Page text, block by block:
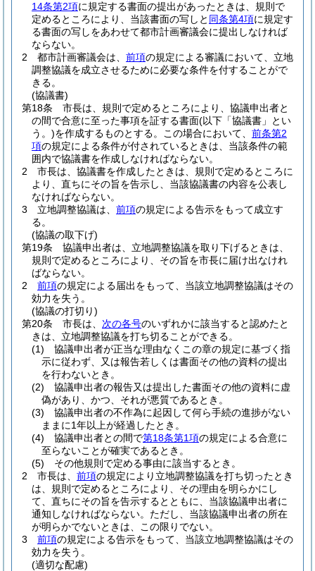
14条第2項に規定する書面の提出があったときは、規則で
定めるところにより、当該書面の写しと 同条第4項に規定す
る書面の写しをあわせて都市計画審議会に提出しなければ
ならない。
2
都市計画審議会は、 前項の規定による審議において、立地
調整協議を成立させるために必要な条件を付することがで
きる。
(協議書)
第18条
市長は、規則で定めるところにより、協議申出者と
の間で合意に至った事項を証する書面(以下「協議書」とい
う。)を作成するものとする。 この場合において、 前条第2
項の規定による条件が付されているときは、当該条件の範
囲内で協議書を作成しなければならない。
2
市長は、協議書を作成したときは、規則で定めるところに
より、直ちにその旨を告示し、当該協議書の内容を公表し
なければならない。
3
立地調整協議は、 前項の規定による告示をもって成立す
る。
(協議の取下げ)
第19条
協議申出者は、立地調整協議を取り下げるときは、
規則で定めるところにより、その旨を市長に届け出なけれ
ばならない。
2
前項の規定による届出をもって、当該立地調整協議はその
効力を失う。
(協議の打切り)
第20条
市長は、 次の各号のいずれかに該当すると認めたと
きは、立地調整協議を打ち切ることができる。
(1)
協議申出者が正当な理由なくこの章の規定に基づく指
示に従わず、又は報告若しくは書面その他の資料の提出
を行わないとき。
(2)
協議申出者の報告又は提出した書面その他の資料に虚
偽があり、かつ、それが悪質であるとき。
(3)
協議申出者の不作為に起因して何ら手続の進捗がない
ままに1年以上が経過したとき。
(4)
協議申出者との間で第18条第1項の規定による合意に
至らないことが確実であるとき。
(5)
その他規則で定める事由に該当するとき。
2
市長は、 前項の規定により立地調整協議を打ち切ったとき
は、規則で定めるところにより、その理由を明らかにし
て、直ちにその旨を告示するとともに、当該協議申出者に
通知しなければならない。 ただし、当該協議申出者の所在
が明らかでないときは、この限りでない。
3
前項の規定による告示をもって、当該立地調整協議はその
効力を失う。
(適切な配慮)